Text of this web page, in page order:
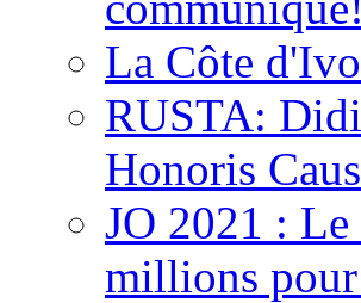
La Côte
RUSTA:
Honoris
JO 2021 :
millions pour